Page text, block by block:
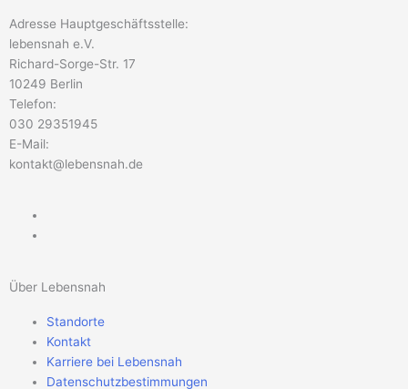
Adresse Hauptgeschäftsstelle:
lebensnah e.V.
Richard-Sorge-Str. 17
10249 Berlin
Telefon:
030 29351945
E-Mail:
kontakt@lebensnah.de
Über Lebensnah
Standorte
Kontakt
Karriere bei Lebensnah
Datenschutzbestimmungen